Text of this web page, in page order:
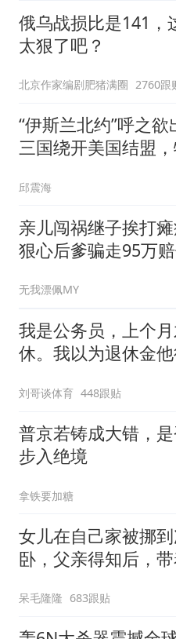
俄乌战损比是141，
太狠了吧？
北京作家编剧肥猪满圈 2760跟
“伊斯兰北约”呼之欲
三国绕开美国结盟，
邱震海
亲儿闯祸继子挨打瘫
狠心后爹骗走95万
无我漂佩MY
我是公务员，上个
休。我以为退休金他
刘哥谈体育 448跟贴
普京若铸成大错，
步入绝境
拿铁要加糖
女儿在自己家被挪
卧，父亲得知后，带
呆毛隆隆 683跟贴